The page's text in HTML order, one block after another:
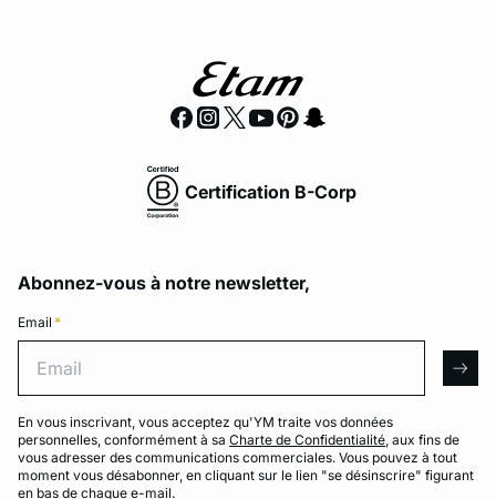
Certification B-Corp
Abonnez-vous à notre newsletter,
Email *
En vous inscrivant, vous acceptez qu'YM traite vos données
personnelles, conformément à sa Charte de Confidentialité, aux fins de
vous adresser des communications commerciales. Vous pouvez à tout
moment vous désabonner, en cliquant sur le lien "se désinscrire" figurant
en bas de chaque e-mail.